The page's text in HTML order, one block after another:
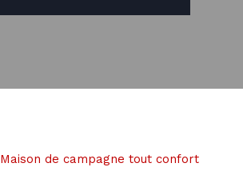
Maison de campagne tout confort